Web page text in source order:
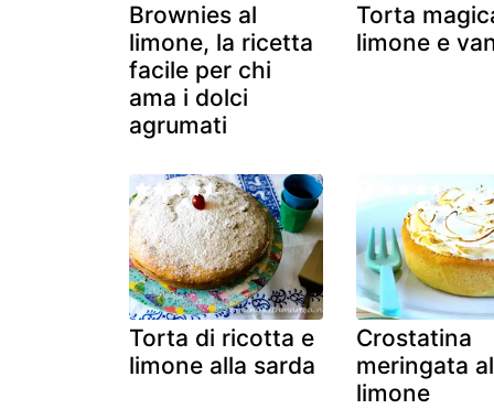
Brownies al
limone, la ricetta
facile per chi
ama i dolci
agrumati
Torta
limone e
Torta di ricotta e
limone alla sarda
Crostatina
meringata al
limone